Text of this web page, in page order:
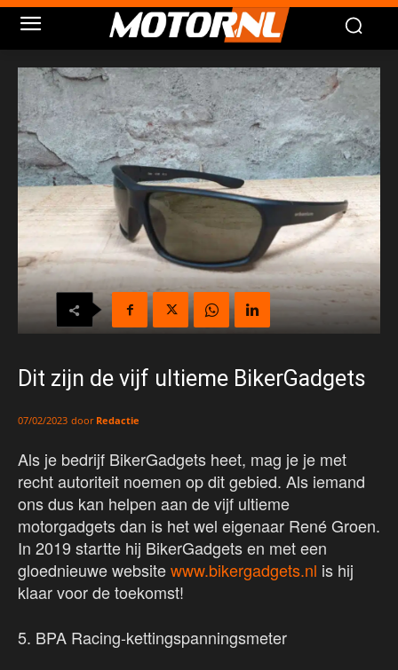
Dit zijn de vijf ultieme BikerGadgets
07/02/2023 door Redactie
Als je bedrijf BikerGadgets heet, mag je je met
recht autoriteit noemen op dit gebied. Als iemand
ons dus kan helpen aan de vijf ultieme
motorgadgets dan is het wel eigenaar René Groen.
In 2019 startte hij BikerGadgets en met een
gloednieuwe websitewww.bikergadgets.nl is hij
klaar voor de toekomst!
5. BPA Racing-kettingspanningsmeter